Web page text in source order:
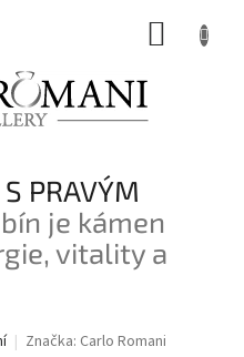
PRAVÝM
je kámen
vitality a
Značka: Carlo Romani